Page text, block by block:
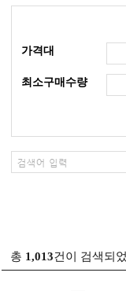
가격대
최소구매수량
총 1,013건이 검색되